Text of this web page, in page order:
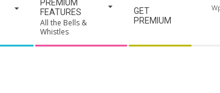
PREMIUM
FEATURES
All the Bells &
Whistles
GET
PREMIUM